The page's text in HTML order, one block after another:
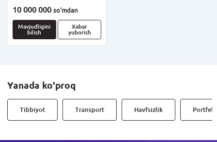
10 000 000 so'mdan
Mavjudligini
bilish
Xabar
yuborish
Yanada ko'proq
Tibbiyot Transport Havfsizlik